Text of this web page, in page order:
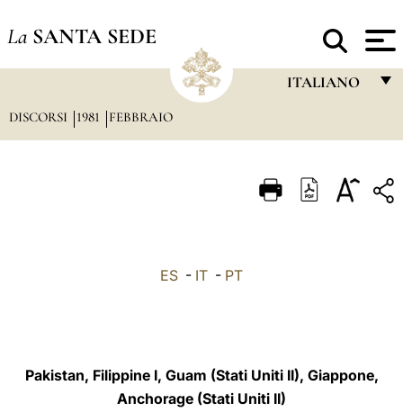
La SANTA SEDE
ITALIANO
ITALIANO
DISCORSI 1981 FEBBRAIO
ES - IT - PT
Pakistan, Filippine I, Guam (Stati Uniti II), Giappone,
Anchorage (Stati Uniti II)